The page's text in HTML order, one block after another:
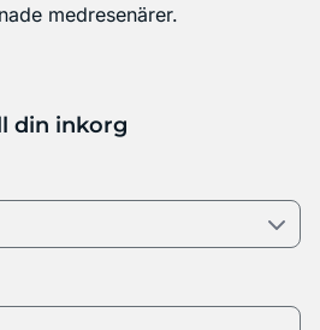
medresenärer.
din inkorg